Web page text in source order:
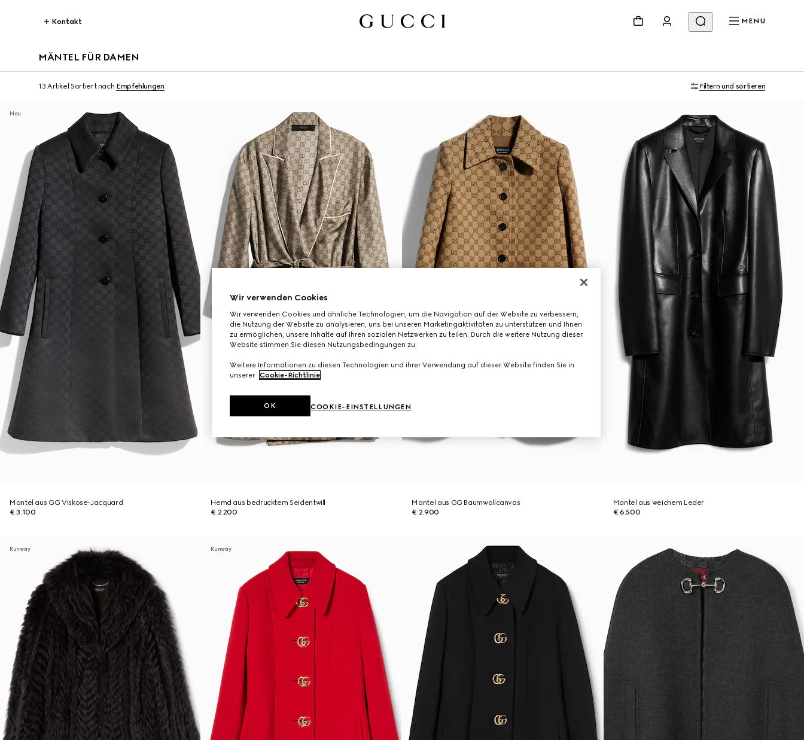
Kontakt MENU
MÄNTEL FÜR DAMEN
13 Artikel Sortiert nach Empfehlungen Filtern und sortieren
Neu
Mantel aus GG Viskose-Jacquard
€ 3.100
Hemd aus bedrucktem Seidentwill
€ 2.200
Mantel aus GG Baumwollcanvas
€ 2.900
Mantel aus weichem Leder
€ 6.500
Runway Runway
Wir verwenden Cookies
Wir verwenden Cookies und ähnliche Technologien, um die Navigation auf der Website zu verbessern,
die Nutzung der Website zu analysieren, uns bei unseren Marketingaktivitäten zu unterstützen und Ihnen
zu ermöglichen, unsere Inhalte auf Ihren sozialen Netzwerken zu teilen. Durch die weitere Nutzung dieser
Website stimmen Sie diesen Nutzungsbedingungen zu.
Weitere Informationen zu diesen Technologien und ihrer Verwendung auf dieser Website finden Sie in
unserer Cookie-Richtlinie.
COOKIE-EINSTELLUNGEN
OK